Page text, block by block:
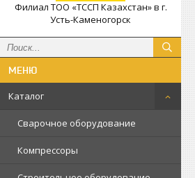
Филиал ТОО «ТССП Казахстан» в г.
Усть-Каменогорск
Каталог
Сварочное оборудование
Компрессоры